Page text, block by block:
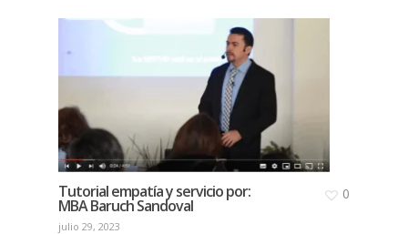
Tutorial empatía y servicio por:
MBA Baruch Sandoval
julio 29, 2023
0